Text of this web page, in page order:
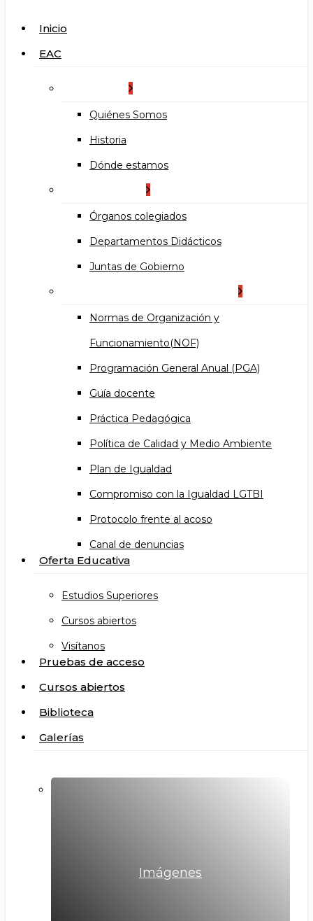
search
Menu
Inicio
EAC
Quiénes Somos
Historia
Dónde estamos
Órganos colegiados
Departamentos Didácticos
Juntas de Gobierno
Normas de Organización y
Funcionamiento(NOF)
Programación General Anual (PGA)
Guía docente
Práctica Pedagógica
Política de Calidad y Medio Ambiente
Plan de Igualdad
Compromiso con la Igualdad LGTBI
Protocolo frente al acoso
Canal de denuncias
Oferta Educativa
Estudios Superiores
Cursos abiertos
Visítanos
Pruebas de acceso
Cursos abiertos
Biblioteca
Galerías
Imágenes